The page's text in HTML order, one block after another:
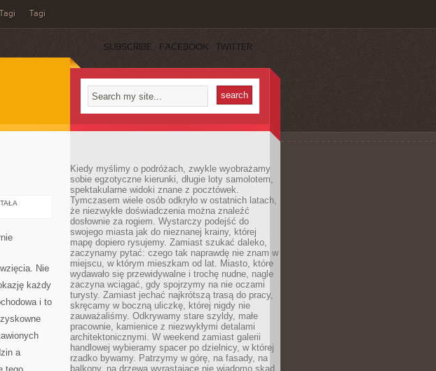
Tagi Tagi
SUBSCRIBE FACEBOOK TWITTER
Nie
każdy
i to
a
Kiedy myślimy o podróżach, zwykle wyobrażamy
sobie egzotyczne kierunki, długie loty samolotem,
spektakularne widoki znane z pocztówek.
Tymczasem wiele osób odkryło w ostatnich latach,
że niezwykłe doświadczenia można znaleźć
dosłownie za rogiem. Wystarczy podejść do
swojego miasta jak do nieznanej krainy, której
mapę dopiero rysujemy. Zamiast szukać daleko,
zaczynamy pytać: czego tak naprawdę nie znam w
miejscu, w którym mieszkam od lat. Miasto, które
wydawało się przewidywalne i trochę nudne, nagle
zaczyna wciągać, gdy spojrzymy na nie oczami
turysty. Zamiast jechać najkrótszą trasą do pracy,
skręcamy w boczną uliczkę, której nigdy nie
zauważaliśmy. Odkrywamy stare szyldy, małe
pracownie, kamienice z niezwykłymi detalami
architektonicznymi. W weekend zamiast galerii
handlowej wybieramy spacer po dzielnicy, w której
rzadko bywamy. Patrzymy w górę, na fasady, na
balkony, na drzewa wyrastające nie wiadomo skąd